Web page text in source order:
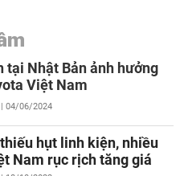
tại Nhật Bản ảnh hưởng
Việt Nam
| 04/06/2024
hụt linh kiện, nhiều
Nam rục rịch tăng giá